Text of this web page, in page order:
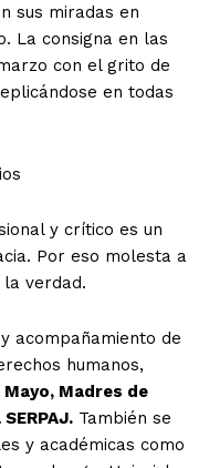
sus miradas en
La consigna en las
con el grito de
en todas
y crítico es un
Por eso molesta a
la verdad.
acompañamiento de
humanos,
Madres de
También se
y académicas como